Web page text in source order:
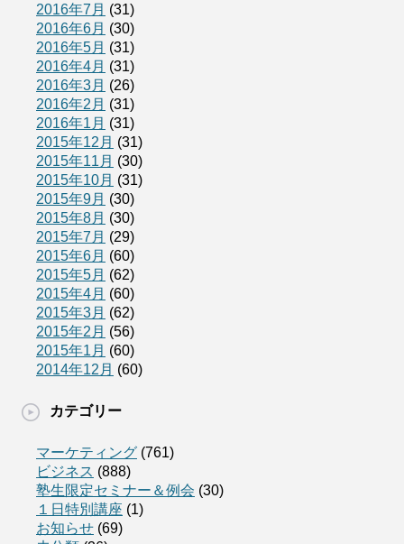
2016年7月 (31)
2016年6月 (30)
2016年5月 (31)
2016年4月 (31)
2016年3月 (26)
2016年2月 (31)
2016年1月 (31)
2015年12月 (31)
2015年11月 (30)
2015年10月 (31)
2015年9月 (30)
2015年8月 (30)
2015年7月 (29)
2015年6月 (60)
2015年5月 (62)
2015年4月 (60)
2015年3月 (62)
2015年2月 (56)
2015年1月 (60)
2014年12月 (60)
カテゴリー
マーケティング (761)
ビジネス (888)
塾生限定セミナー＆例会 (30)
１日特別講座 (1)
お知らせ (69)